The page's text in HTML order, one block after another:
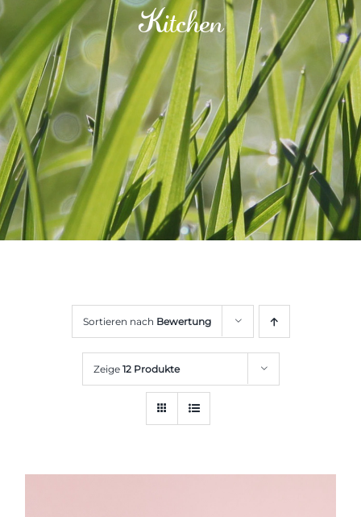
Kitchen
Sortieren nach Bewertung
Zeige 12 Produkte